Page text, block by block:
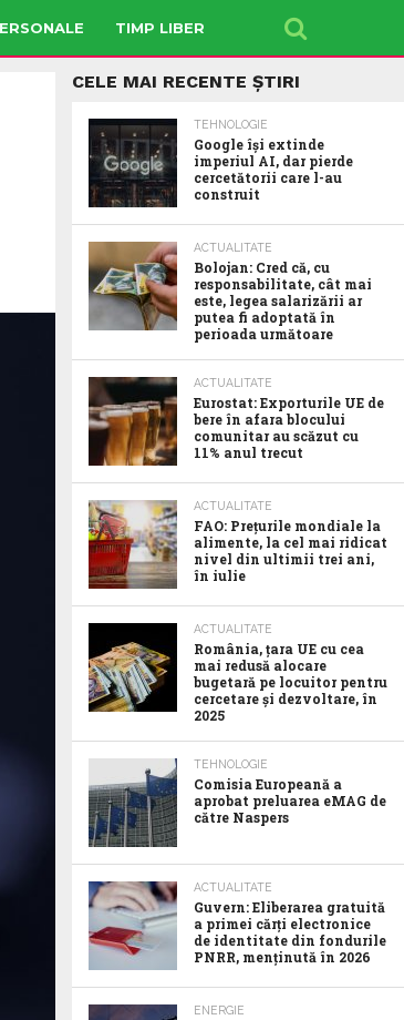
TIMP LIBER
CELE MAI RECENTE ȘTIRI
TEHNOLOGIE
Google îşi extinde
imperiul AI, dar pierde
cercetătorii care l-au
construit
ACTUALITATE
Bolojan: Cred că, cu
responsabilitate, cât mai
este, legea salarizării ar
putea fi adoptată în
perioada următoare
ACTUALITATE
Eurostat: Exporturile UE de
bere în afara blocului
comunitar au scăzut cu
11% anul trecut
ACTUALITATE
FAO: Prețurile mondiale la
alimente, la cel mai ridicat
nivel din ultimii trei ani,
în iulie
ACTUALITATE
România, țara UE cu cea
mai redusă alocare
bugetară pe locuitor pentru
cercetare și dezvoltare, în
2025
TEHNOLOGIE
Comisia Europeană a
aprobat preluarea eMAG de
către Naspers
ACTUALITATE
Guvern: Eliberarea gratuită
a primei cărți electronice
de identitate din fondurile
PNRR, menținută în 2026
ENERGIE